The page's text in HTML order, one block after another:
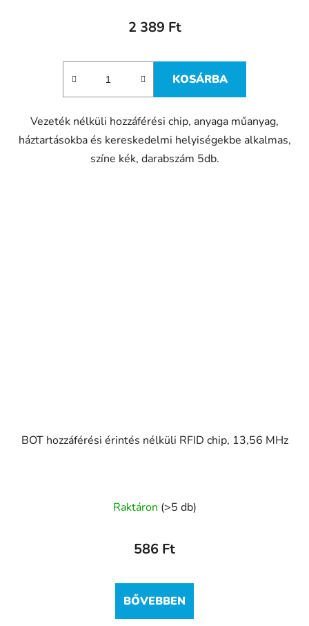
2 389 Ft
KOSÁRBA
Vezeték nélküli hozzáférési chip, anyaga műanyag,
háztartásokba és kereskedelmi helyiségekbe alkalmas,
színe kék, darabszám 5db.
BOT hozzáférési érintés nélküli RFID chip, 13,56 MHz
Raktáron (>5 db)
586 Ft
BŐVEBBEN